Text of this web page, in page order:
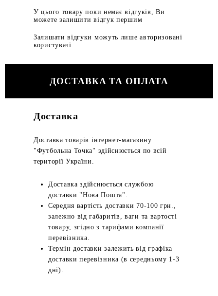
У цього товару поки немає відгуків, Ви
можете залишити відгук першим
Залишати відгуки можуть лише авторизовані
користувачі
ДОСТАВКА ТА ОПЛАТА
Доставка
Доставка товарів інтернет-магазину
"Футбольна Точка" здійснюється по всій
території України.
Доставка здійснюється службою
доставки "Нова Пошта".
Середня вартість доставки 70-100 грн.,
залежно від габаритів, ваги та вартості
товару, згідно з тарифами компанії
перевізника.
Термін доставки залежить від графіка
доставки перевізника (в середньому 1-3
дні).